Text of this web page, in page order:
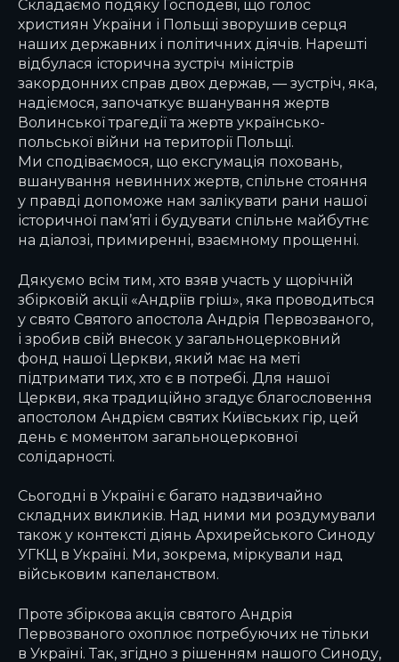
Складаємо подяку Господеві, що голос
християн України і Польщі зворушив серця
наших державних і політичних діячів. Нарешті
відбулася історична зустріч міністрів
закордонних справ двох держав, — зустріч, яка,
надіємося, започаткує вшанування жертв
Волинської трагедії та жертв українсько-
польської війни на території Польщі.
Ми сподіваємося, що ексгумація поховань,
вшанування невинних жертв, спільне стояння
у правді допоможе нам залікувати рани нашої
історичної пам’яті і будувати спільне майбутнє
на діалозі, примиренні, взаємному прощенні.
Дякуємо всім тим, хто взяв участь у щорічній
збірковій акції «Андріїв гріш», яка проводиться
у свято Святого апостола Андрія Первозваного,
і зробив свій внесок у загальноцерковний
фонд нашої Церкви, який має на меті
підтримати тих, хто є в потребі. Для нашої
Церкви, яка традиційно згадує благословення
апостолом Андрієм святих Київських гір, цей
день є моментом загальноцерковної
солідарності.
Сьогодні в Україні є багато надзвичайно
складних викликів. Над ними ми роздумували
також у контексті діянь Архирейського Синоду
УГКЦ в Україні. Ми, зокрема, міркували над
військовим капеланством.
Проте збіркова акція святого Андрія
Первозваного охоплює потребуючих не тільки
в Україні. Так, згідно з рішенням нашого Синоду,